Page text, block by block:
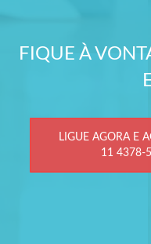
FIQUE À
LIGUE AGORA E
11 4378-